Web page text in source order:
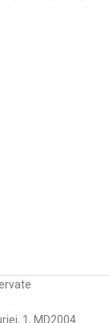
1, MD2004